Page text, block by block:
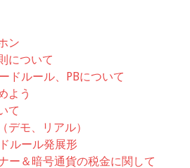
ン
について
ドルール、PBについて
よう
て
デモ、リアル）
ルール発展形
ー＆暗号通貨の税金に関して